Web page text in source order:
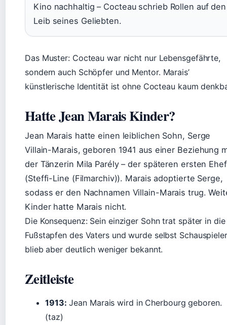
Kino nachhaltig – Cocteau schrieb Rollen auf den
Leib seines Geliebten.
Das Muster: Cocteau war nicht nur Lebensgefährte,
sondern auch Schöpfer und Mentor. Marais’
künstlerische Identität ist ohne Cocteau kaum
Hatte Jean Marais Kinder?
Jean Marais hatte einen leiblichen Sohn, Serge
Villain-Marais, geboren 1941 aus einer Beziehung
der Tänzerin Mila Parély – der späteren ersten
(Steffi-Line (Filmarchiv)). Marais adoptierte Serge,
sodass er den Nachnamen Villain-Marais trug.
Kinder hatte Marais nicht.
Die Konsequenz: Sein einziger Sohn trat später in die
Fußstapfen des Vaters und wurde selbst
blieb aber deutlich weniger bekannt.
Zeitleiste
1913: Jean Marais wird in Cherbourg geboren.
(taz)